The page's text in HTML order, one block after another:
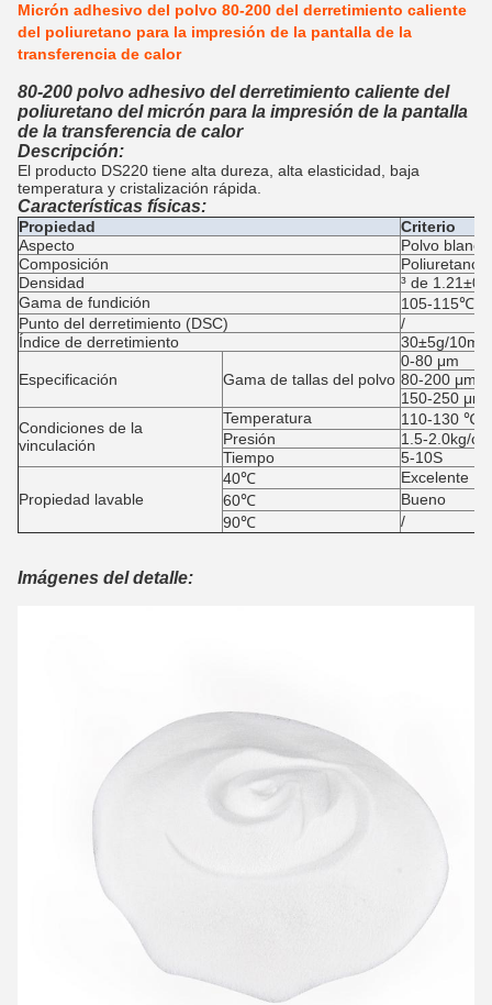
Micrón adhesivo del polvo 80-200 del derretimiento caliente
del poliuretano para la impresión de la pantalla de la
transferencia de calor
80-200 polvo adhesivo del derretimiento caliente del
poliuretano del micrón para la impresión de la pantalla
de la transferencia de calor
Descripción:
El producto DS220 tiene alta dureza, alta elasticidad, baja
temperatura y cristalización rápida.
Características físicas:
Propiedad
Criterio
Aspecto
Polvo blanco
Composición
Poliuretano
Densidad
³ de
Gama de fundición
105-115℃
Punto del derretimiento (DSC)
/
Índice de derretimiento
30±5g/10min
Especificación Gama de tallas del polvo
0-80 μm
80-200 μm
150-250 μm
Condiciones de la
vinculación
Temperatura
110-130 ℃
Presión
1.5-2.0kg/
Tiempo
5-10S
Propiedad lavable
40℃
Excelente
60℃
Bueno
90℃
/
Imágenes del detalle: